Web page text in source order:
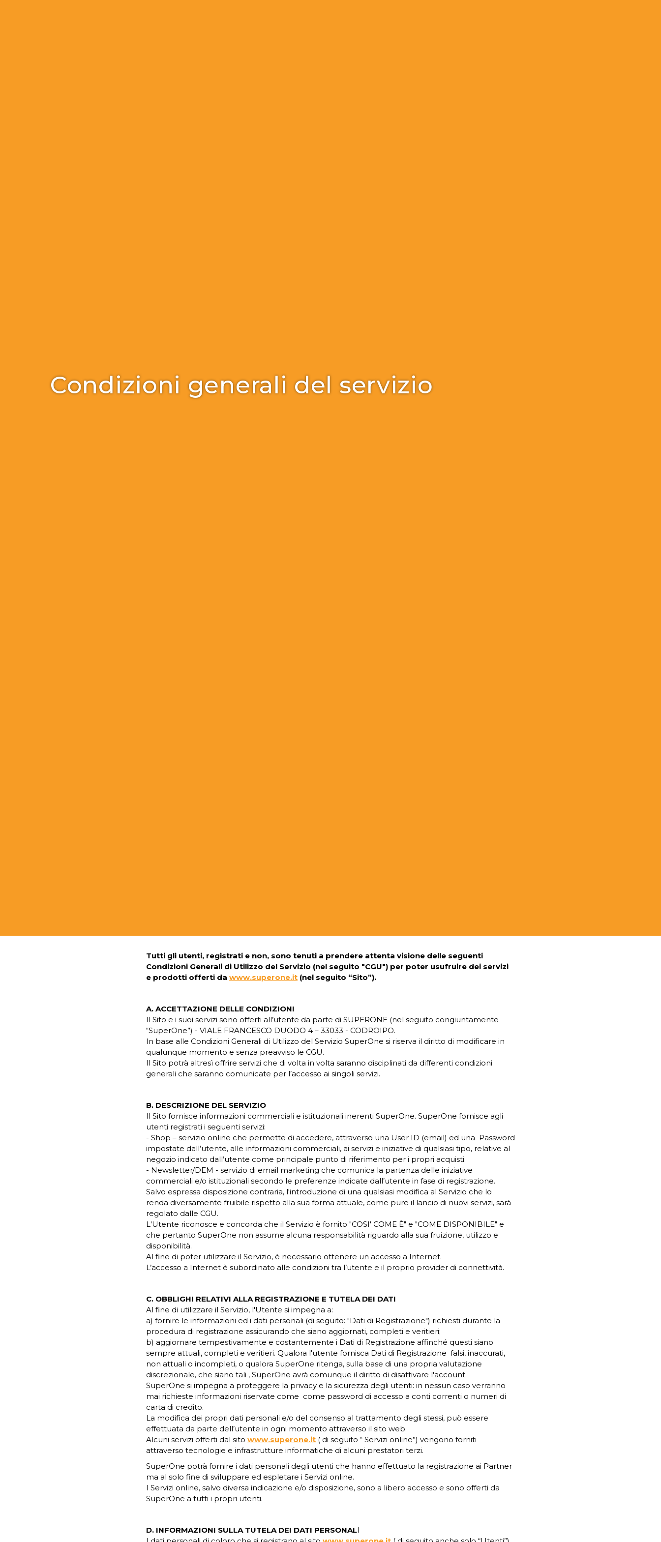
Condizioni generali del servizio
Tutti gli utenti, registrati e non, sono tenuti a prendere attenta visione delle seguenti
Condizioni Generali di Utilizzo del Servizio (nel seguito "CGU") per poter usufruire dei servizi
e prodotti offerti da www.superone.it (nel seguito “Sito”).
A. ACCETTAZIONE DELLE CONDIZIONI
Il Sito e i suoi servizi sono offerti all’utente da parte di SUPERONE (nel seguito congiuntamente
“SuperOne”) - VIALE FRANCESCO DUODO 4 – 33033 - CODROIPO.
In base alle Condizioni Generali di Utilizzo del Servizio SuperOne si riserva il diritto di modificare in
qualunque momento e senza preavviso le CGU.
Il Sito potrà altresì offrire servizi che di volta in volta saranno disciplinati da differenti condizioni
generali che saranno comunicate per l’accesso ai singoli servizi.
B. DESCRIZIONE DEL SERVIZIO
Il Sito fornisce informazioni commerciali e istituzionali inerenti SuperOne. SuperOne fornisce agli
utenti registrati i seguenti servizi:
- Shop – servizio online che permette di accedere, attraverso una User ID (email) ed una Password
impostate dall’utente, alle informazioni commerciali, ai servizi e iniziative di qualsiasi tipo, relative al
negozio indicato dall’utente come principale punto di riferimento per i propri acquisti.
- Newsletter/DEM - servizio di email marketing che comunica la partenza delle iniziative
commerciali e/o istituzionali secondo le preferenze indicate dall’utente in fase di registrazione.
Salvo espressa disposizione contraria, l'introduzione di una qualsiasi modifica al Servizio che lo
renda diversamente fruibile rispetto alla sua forma attuale, come pure il lancio di nuovi servizi, sarà
regolato dalle CGU.
L'Utente riconosce e concorda che il Servizio è fornito "COSI' COME È" e "COME DISPONIBILE" e
che pertanto SuperOne non assume alcuna responsabilità riguardo alla sua fruizione, utilizzo e
disponibilità.
Al fine di poter utilizzare il Servizio, è necessario ottenere un accesso a Internet.
L’accesso a Internet è subordinato alle condizioni tra l’utente e il proprio provider di connettività.
C. OBBLIGHI RELATIVI ALLA REGISTRAZIONE E TUTELA DEI DATI
Al fine di utilizzare il Servizio, l'Utente si impegna a:
a) fornire le informazioni ed i dati personali (di seguito: "Dati di Registrazione") richiesti durante la
procedura di registrazione assicurando che siano aggiornati, completi e veritieri;
b) aggiornare tempestivamente e costantemente i Dati di Registrazione affinché questi siano
sempre attuali, completi e veritieri. Qualora l'utente fornisca Dati di Registrazione falsi, inaccurati,
non attuali o incompleti, o qualora SuperOne ritenga, sulla base di una propria valutazione
discrezionale, che siano tali , SuperOne avrà comunque il diritto di disattivare l'account.
SuperOne si impegna a proteggere la privacy e la sicurezza degli utenti: in nessun caso verranno
mai richieste informazioni riservate come come password di accesso a conti correnti o numeri di
carta di credito.
La modifica dei propri dati personali e/o del consenso al trattamento degli stessi, può essere
effettuata da parte dell’utente in ogni momento attraverso il sito web.
Alcuni servizi offerti dal sito www.superone.it ( di seguito “ Servizi online”) vengono forniti
attraverso tecnologie e infrastrutture informatiche di alcuni prestatori terzi.
SuperOne potrà fornire i dati personali degli utenti che hanno effettuato la registrazione ai Partner
ma al solo fine di sviluppare ed espletare i Servizi online.
I Servizi online, salvo diversa indicazione e/o disposizione, sono a libero accesso e sono offerti da
SuperOne a tutti i propri utenti.
D. INFORMAZIONI SULLA TUTELA DEI DATI PERSONALI